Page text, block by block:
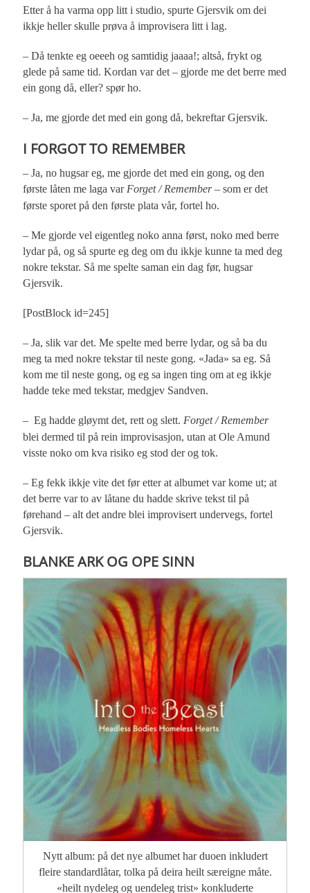
Etter å ha varma opp litt i studio, spurte Gjersvik om dei
ikkje heller skulle prøva å improvisera litt i lag.
– Då tenkte eg oeeeh og samtidig jaaaa!; altså, frykt og
glede på same tid. Kordan var det – gjorde me det berre med
ein gong då, eller? spør ho.
– Ja, me gjorde det med ein gong då, bekreftar Gjersvik.
I FORGOT TO REMEMBER
– Ja, no hugsar eg, me gjorde det med ein gong, og den
første låten me laga var Forget / Remember– som er det
første sporet på den første plata vår, fortel ho.
– Me gjorde vel eigentleg noko anna først, noko med berre
lydar på, og så spurte eg deg om du ikkje kunne ta med deg
nokre tekstar. Så me spelte saman ein dag før, hugsar
Gjersvik.
[PostBlock id=245]
– Ja, slik var det. Me spelte med berre lydar, og så ba du
meg ta med nokre tekstar til neste gong. «Jada» sa eg. Så
kom me til neste gong, og eg sa ingen ting om at eg ikkje
hadde teke med tekstar, medgjev Sandven.
– Eg hadde gløymt det, rett og slett. Forget / Remember
blei dermed til på rein improvisasjon, utan at Ole Amund
visste noko om kva risiko eg stod der og tok.
– Eg fekk ikkje vite det før etter at albumet var kome ut; at
det berre var to av låtane du hadde skrive tekst til på
førehand – alt det andre blei improvisert undervegs, fortel
Gjersvik.
BLANKE ARK OG OPE SINN
Nytt album: på det nye albumet har duoen inkludert
fleire standardlåtar, tolka på deira heilt særeigne måte.
«heilt nydeleg og uendeleg trist» konkluderte